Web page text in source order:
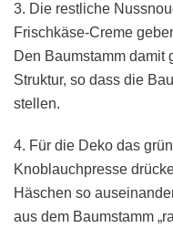
3. Die restliche
Frischkäse-Creme
Den Baumstamm
Struktur, so dass die
stellen.
4. Für die Deko das
Knoblauchpresse
Häschen so
aus dem Baumstamm